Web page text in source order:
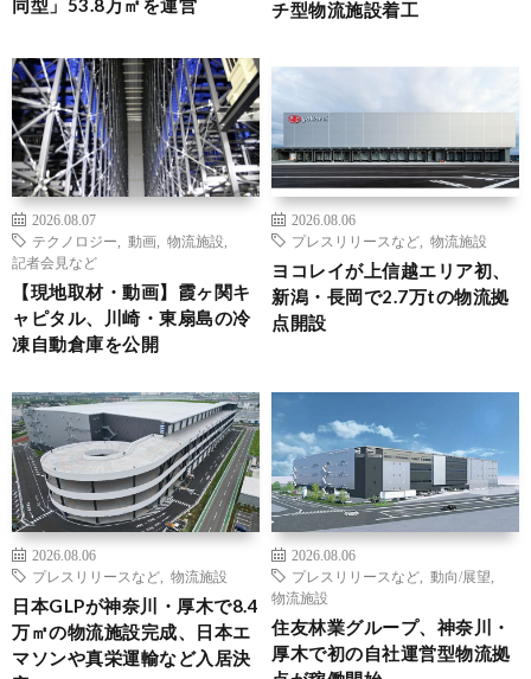
同型」53.8万㎡を運営
チ型物流施設着工
2026.08.07
テクノロジー
動画 物流施設
記者会見など
【現地取材・動画】霞ヶ関キ
ャピタル、川崎・東扇島の冷
凍自動倉庫を公開
2026.08.06
プレスリリースなど
物流施設
ヨコレイが上信越エリア初、
新潟・長岡で2.7万tの物流拠
点開設
2026.08.06
プレスリリースなど
物流施設
日本GLPが神奈川・厚木で8.4
万㎡の物流施設完成、日本エ
マソンや真栄運輸など入居決
2026.08.06
プレスリリースなど
動向/展望
物流施設
住友林業グループ、神奈川・
厚木で初の自社運営型物流拠